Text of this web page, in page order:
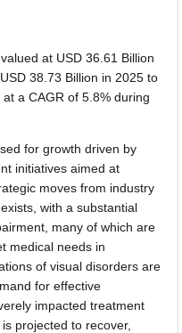
at USD 36.61 Billion
38.73 Billion in 2025 to
a CAGR of 5.8% during
for growth driven by
initiatives aimed at
moves from industry
with a substantial
many of which are
medical needs in
of visual disorders are
for effective
impacted treatment
projected to recover,